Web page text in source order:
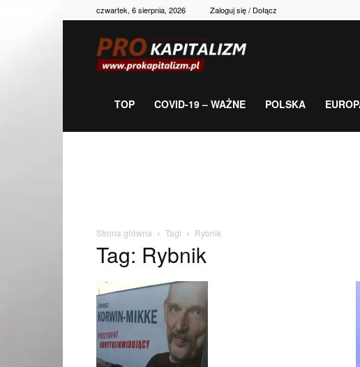
czwartek, 6 sierpnia, 2026 Zaloguj się / Dołącz
gospodarka,
TOP COVID-19 – WAŻNE POLSKA
Strona główna Tagi Rybnik
Tag: Rybnik